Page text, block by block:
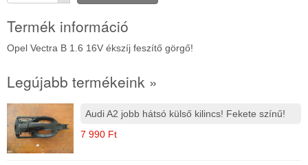
Termék információ
Opel Vectra B 1.6 16V ékszíj feszítő görgő!
Legújabb termékeink »
Audi A2 jobb hátsó külső kilincs! Fekete színű!
7 990 Ft